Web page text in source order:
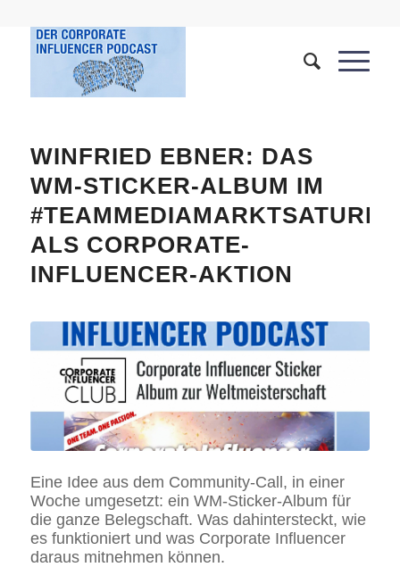
WINFRIED EBNER: DAS
WM-STICKER-ALBUM IM
#TEAMMEDIAMARKTSATURN
ALS CORPORATE-
INFLUENCER-AKTION
Eine Idee aus dem Community-Call, in einer
Woche umgesetzt: ein WM-Sticker-Album für
die ganze Belegschaft. Was dahintersteckt, wie
es funktioniert und was Corporate Influencer
daraus mitnehmen können.